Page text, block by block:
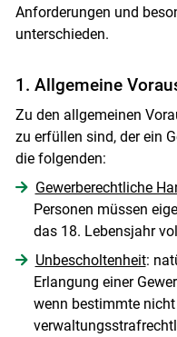
Anforderungen und
unterschieden.
1. Allgemeine
Zu den allgemeinen
zu erfüllen sind, der ein
die folgenden:
Gewerberechtliche
Personen müssen
das 18. Lebensjahr
Unbescholtenheit:
Erlangung einer
wenn bestimmte